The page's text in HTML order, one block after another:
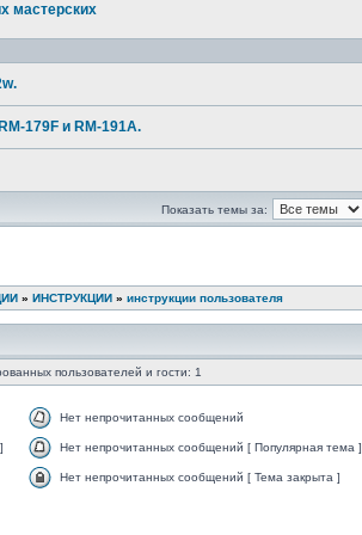
мастерских
179F и RM-191A.
Показать темы за:
» ИНСТРУКЦИИ » инструкции пользователя
пользователей и гости: 1
Нет непрочитанных сообщений
Нет непрочитанных сообщений [ Популярная тема ]
Нет непрочитанных сообщений [ Тема закрыта ]